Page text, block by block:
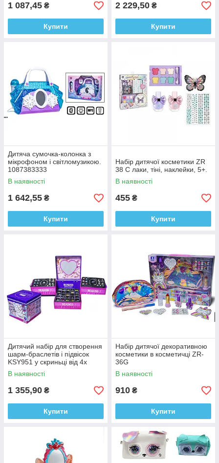
1 087,45 ₴
Купити
2 229,50 ₴
Купити
Дитяча сумочка-колонка з
мікрофоном і світломузикою.
1087383333
В наявності
1 642,55 ₴
Купити
Набір дитячої косметики ZR
38 C лаки, тіні, наклейки, 5+.
В наявності
455 ₴
Купити
Дитячий набір для створення
шарм-браслетів і підвісок
KSY951 у скриньці від 4х
років
В наявності
1 355,90 ₴
Купити
Набір дитячої декоративною
косметики в косметичці ZR-
36G
В наявності
910 ₴
Купити